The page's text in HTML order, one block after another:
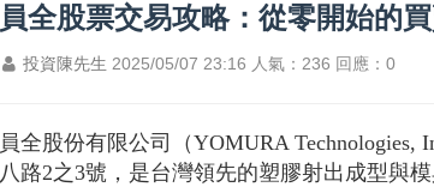
員全股票交易攻略：從零開始的
投資陳先生 2025/05/07 23:16 人氣：236 回應：0
員全股份有限公司（YOMURA
八路2之3號，是台灣領先的塑膠射出成型與